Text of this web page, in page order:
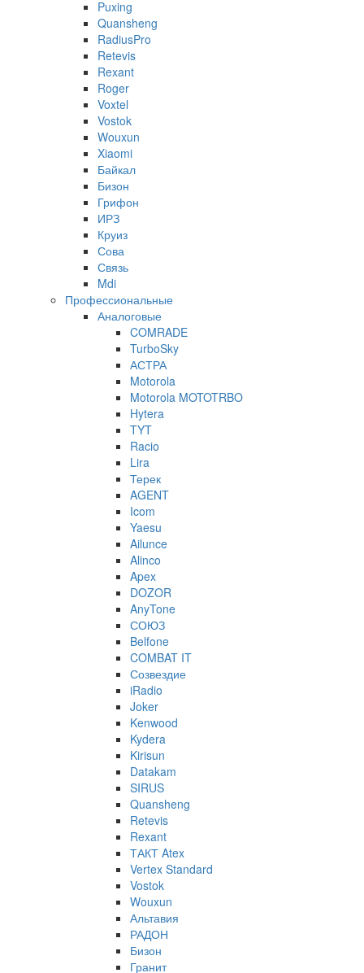
Puxing
Quansheng
RadiusPro
Retevis
Rexant
Roger
Voxtel
Vostok
Wouxun
Xiaomi
Байкал
Бизон
Грифон
ИРЗ
Круиз
Сова
Связь
Mdi
Профессиональные
Аналоговые
COMRADE
TurboSky
АСТРА
Motorola
Motorola MOTOTRBO
Hytera
TYT
Racio
Lira
Терек
AGENT
Icom
Yaesu
Ailunce
Alinco
Apex
DOZOR
AnyTone
СОЮЗ
Belfone
COMBAT IT
Созвездие
iRadio
Joker
Kenwood
Kydera
Kirisun
Datakam
SIRUS
Quansheng
Retevis
Rexant
ТАКТ Atex
Vertex Standard
Vostok
Wouxun
Альтавия
РАДОН
Бизон
Гранит